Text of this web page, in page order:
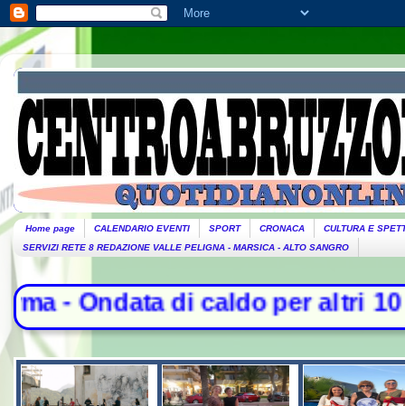
Home page CALENDARIO EVENTI SPORT CRONACA
CULTURA E
SERVIZI RETE 8 REDAZIONE VALLE PELIGNA - MARSICA - ALTO SANGRO
caldo per altri 10 giorni: